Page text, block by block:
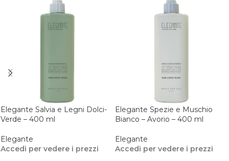
Elegante Salvia e Legni Dolci-
Verde – 400 ml
Elegante
Accedi per vedere i prezzi
Elegante Spezie e Muschio
Bianco – Avorio – 400 ml
Elegante
Accedi per vedere i prezzi